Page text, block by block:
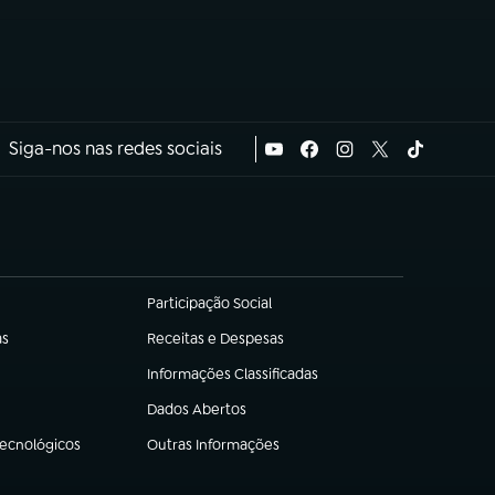
Siga-nos nas redes sociais
Participação Social
(abre em nova aba)
Receitas e Despesas
(abre em nova aba)
Informações Classificadas
(abre em nova aba)
Dados Abertos
(abre em nova aba)
Outras Informações
(abre em nova aba)